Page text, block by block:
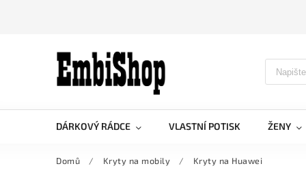
DÁRKOVÝ RÁDCE VLASTNÍ POTISK ŽENY
Domů / Kryty na mobily / Kryty na Huawei